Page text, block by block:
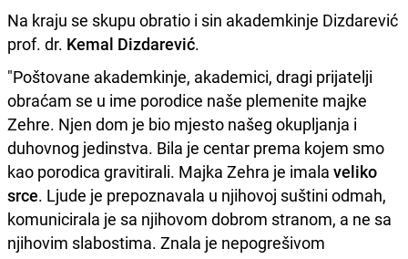
Na kraju se skupu obratio i sin akademkinje Dizdarević
prof. dr. Kemal Dizdarević.
"Poštovane akademkinje, akademici, dragi prijatelji
obraćam se u ime porodice naše plemenite majke
Zehre. Njen dom je bio mjesto našeg okupljanja i
duhovnog jedinstva. Bila je centar prema kojem smo
kao porodica gravitirali. Majka Zehra je imala veliko
srce. Ljude je prepoznavala u njihovoj suštini odmah,
komunicirala je sa njihovom dobrom stranom, a ne sa
njihovim slabostima. Znala je nepogrešivom